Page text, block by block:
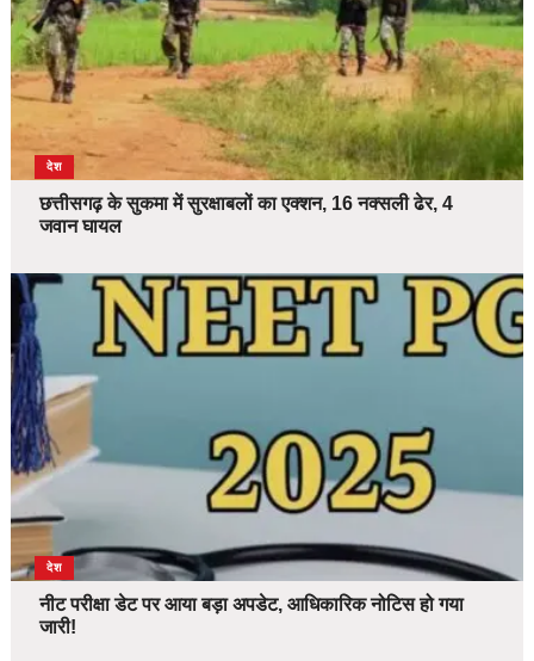
देश
छत्तीसगढ़ के सुकमा में सुरक्षाबलों का एक्शन, 16 नक्सली ढेर, 4
जवान घायल
देश
नीट परीक्षा डेट पर आया बड़ा अपडेट, आधिकारिक नोटिस हो गया
जारी!